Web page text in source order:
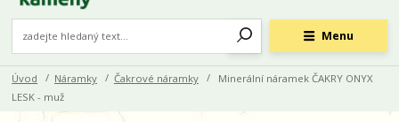
Menu
Úvod Náramky Čakrové náramky
Minerální náramek ČAKRY ONYX
LESK - muž